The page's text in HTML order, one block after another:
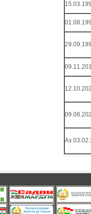
Аз